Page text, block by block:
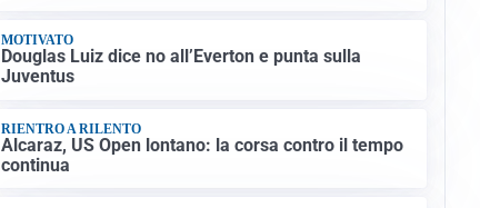
MOTIVATO
Douglas Luiz dice no all’Everton e punta sulla
Juventus
RIENTRO A RILENTO
Alcaraz, US Open lontano: la corsa contro il tempo
continua